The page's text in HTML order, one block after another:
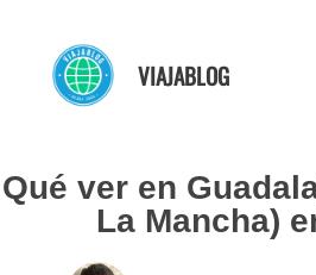
contenido
VIAJABLOG
Qué ver en
La Mancha)